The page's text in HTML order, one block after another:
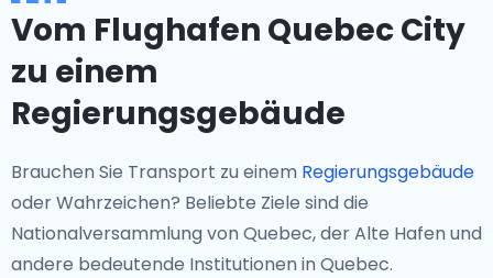
Vom Flughafen Quebec City
zu einem
Regierungsgebäude
Brauchen Sie Transport zu einem Regierungsgebäude
oder Wahrzeichen? Beliebte Ziele sind die
Nationalversammlung von Quebec, der Alte Hafen und
andere bedeutende Institutionen in Quebec.